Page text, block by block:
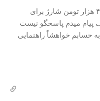
سلام وقت بخیر من دیروز اشتباهی ۴۰ هزار تومن شارژ برای
میدم پاسخگو نیست
حسابم خواهشاً راهنمایی